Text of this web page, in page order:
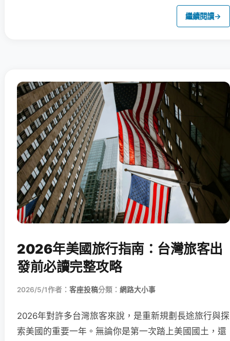
繼續閱讀→
2026年美國旅行指南：台灣旅客出
發前必讀完整攻略
2026/5/1作者： 客座投稿分類： 網路大小事
2026年對許多台灣旅客來說，是重新規劃長途旅行與探
索美國的重要一年。無論你是第一次踏上美國國土，還